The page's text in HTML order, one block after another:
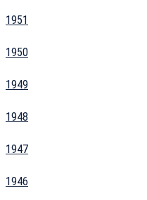
1951
1950
1949
1948
1947
1946